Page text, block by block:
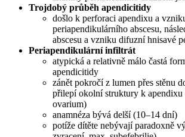
Trojdobý průběh apendicitidy
došlo k perforaci apendixu a
periapendikulárního abscesu,
abscesu a vzniku difuzní hnisavé
Periapendikulární infiltrát
atypická a relativně málo častá
apendicitidy
zánět pokročí z lumen přes stěnu
přilepí okolní struktury k apendixu
ovarium)
anamnéza bývá delší (10–14 dní)
potíže dítěte nebývají paradoxně